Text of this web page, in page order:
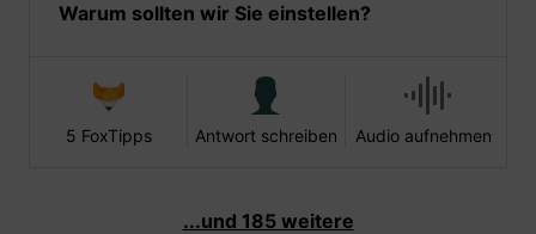
Warum sollten wir Sie einstellen?
5 FoxTipps Antwort schreiben Audio aufnehmen
...und 185 weitere